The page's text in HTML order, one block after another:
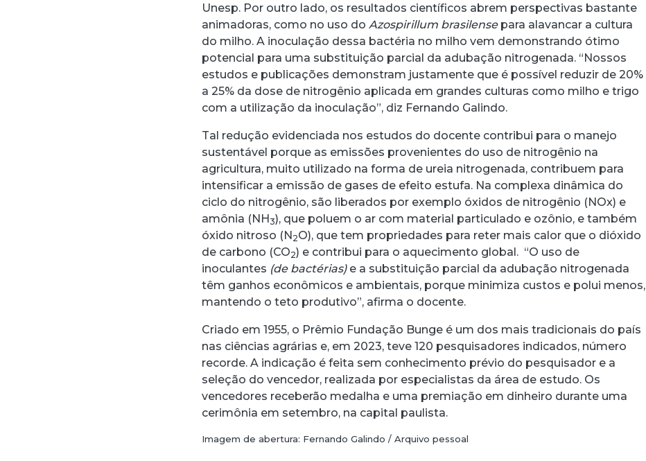
Unesp. Por outro lado, os resultados científicos abrem perspectivas bastante
animadoras, como no uso doAzospirillum brasilensepara alavancar a cultura
do milho. A inoculação dessa bactéria no milho vem demonstrando ótimo
potencial para uma substituição parcial da adubação nitrogenada. “Nossos
estudos e publicações demonstram justamente que é possível reduzir de 20%
a 25% da dose de nitrogênio aplicada em grandes culturas como milho e trigo
com a utilização da inoculação”, diz Fernando Galindo.
Tal redução evidenciada nos estudos do docente contribui para o manejo
sustentável porque as emissões provenientes do uso de nitrogênio na
agricultura, muito utilizado na forma de ureia nitrogenada, contribuem para
intensificar a emissão de gases de efeito estufa. Na complexa dinâmica do
ciclo do nitrogênio, são liberados por exemplo óxidos de nitrogênio (NOx) e
amônia (NH3), que poluem o ar com material particulado e ozônio, e também
óxido nitroso (N2O), que tem propriedades para reter mais calor que o dióxido
de carbono (CO2) e contribui para o aquecimento global. “O uso de
inoculantes (de bactérias)e a substituição parcial da adubação nitrogenada
têm ganhos econômicos e ambientais, porque minimiza custos e polui menos,
mantendo o teto produtivo”, afirma o docente.
Criado em 1955, o Prêmio Fundação Bunge é um dos mais tradicionais do país
nas ciências agrárias e, em 2023, teve 120 pesquisadores indicados, número
recorde. A indicação é feita sem conhecimento prévio do pesquisador e a
seleção do vencedor, realizada por especialistas da área de estudo. Os
vencedores receberão medalha e uma premiação em dinheiro durante uma
cerimônia em setembro, na capital paulista.
Imagem de abertura: Fernando Galindo / Arquivo pessoal